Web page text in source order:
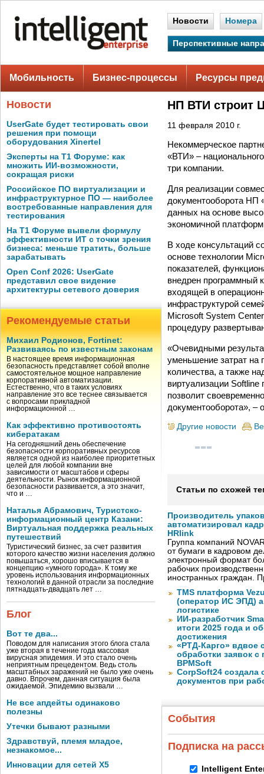
Новости Номера
Перспективные
Мобильность Бизнес-процессы Ресурсы
Новости
UserGate будет тестировать свои
решения при помощи
оборудования Xinertel
Эксперты на Т1 Форуме: как
множить ИИ-возможности,
сокращая риски
Российское ПО виртуализации и
инфраструктурное ПО — наиболее
востребованные направления для
тестирования
На Т1 Форуме вывели формулу
эффективности ИТ с точки зрения
бизнеса: меньше тратить, больше
зарабатывать
Open Conf 2026: UserGate
представил свое видение
архитектуры сетевого доверия
Рекомендуемые статьи
Михаил Родионов, Fortinet:
Развиваясь по известным законам
В настоящее время информационная
безопасность представляет собой вполне
самостоятельное мощное направление
корпоративной автоматизации.
Естественно, что в таких условиях
направление это все теснее связывается
с вопросами прикладной
информационной …
Как эффективно противостоять
кибератакам
На сегодняшний день обеспечение
безопасности корпоративных ресурсов
является одной из наиболее приоритетных
целей для любой компании вне
зависимости от масштабов и сферы
деятельности. Рынок информационной
безопасности развивается, а это значит,
что и …
Наталья Абрамович, Туристско-
информационный центр Казани:
Виртуальная поддержка реальных
путешествий
Туристический бизнес, за счет развития
которого качество жизни населения должно
повышаться, хорошо вписывается в
концепцию «умного города». К тому же
уровень использования информационных
технологий в данной отрасли за последние
пятнадцать-двадцать лет …
Блог
Вот те два...
Поводом для написания этого блога стала
уже вторая в течение года массовая
вирусная эпидемия. И это стало очень
неприятным прецедентом. Ведь столь
масштабных заражений не было уже очень
давно. Впрочем, данная ситуация была
ожидаемой. Эпидемию вызвали …
Не все апдейты одинаково
полезны
Утечки бывают разными
Здравствуй, племя младое,
незнакомое...
Инновации для сетей X5
НП ВТИ строит
11 февраля 2010 г.
Некоммерческое
«ВТИ» –
три компании.
Для реализации
документооборота НП
данных на основе
экономичной
В ходе консультаций
основе технологии
показателей,
внедрен программный
входящей в
инфраструктурой
Microsoft System
процедуру
«Очевидными
уменьшение затрат на
количества, а также
виртуализации
позволит
документооборота»,
Другие новости
Статьи по схожей
Производитель
автоматизировал
HRlink
Группа компаний
от бумаги в кадровом
электронный формат
рабочих
иностранных граждан.
TMS платформа
(оператор ИС ЭПД)
логистике
ИИ-разработчик
итоги 2025 года и
достижения
«РТД-Карго» вдвое
обработки заявок
BPMSoft
CorpSoft24 создала
документов при
События
Подписка на
Intelligent